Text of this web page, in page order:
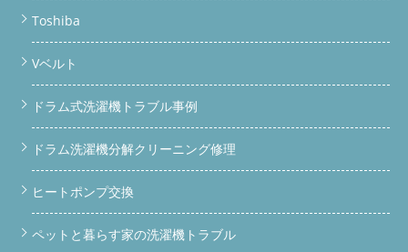
Toshiba
Vベルト
ドラム式洗濯機トラブル事例
ドラム洗濯機分解クリーニング修理
ヒートポンプ交換
ペットと暮らす家の洗濯機トラブル